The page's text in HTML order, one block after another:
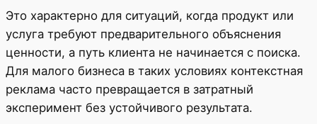
Это характерно для ситуаций, когда продукт или
услуга требуют предварительного объяснения
ценности, а путь клиента не начинается с поиска.
Для малого бизнеса в таких условиях контекстная
реклама часто превращается в затратный
эксперимент без устойчивого результата.